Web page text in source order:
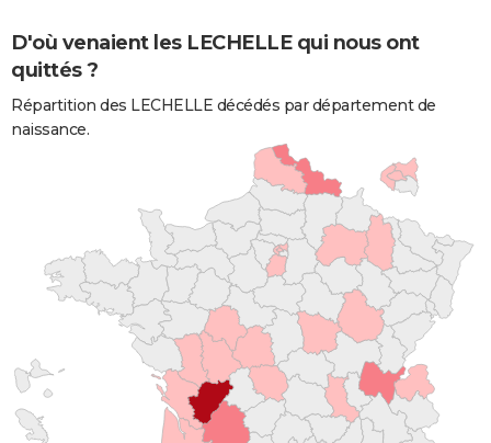
D'où venaient les LECHELLE qui nous ont
quittés ?
Répartition des LECHELLE décédés par département de
naissance.